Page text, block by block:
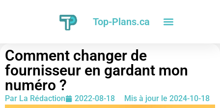
Top-Plans.ca
Comment changer de
fournisseur en gardant mon
numéro ?
Par La Rédaction 2022-08-18 Mis à jour le 2024-10-18